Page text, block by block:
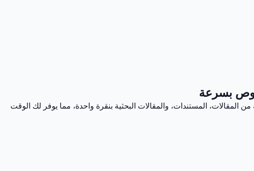
بسرعة
المستندات، والمقالات البحثية بنقرة واحدة، مما يوفر لك الوقت